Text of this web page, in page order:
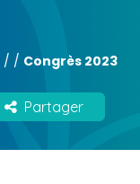
/ / Congrès 2023
Partager